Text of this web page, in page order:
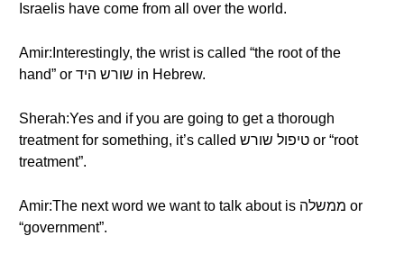
Israelis have come from all over the world.
Amir:Interestingly, the wrist is called “the root of the
hand” or שורש היד in Hebrew.
Sherah:Yes and if you are going to get a thorough
treatment for something, it’s called טיפול שורש or “root
treatment”.
Amir:The next word we want to talk about is ממשלה or
“government”.